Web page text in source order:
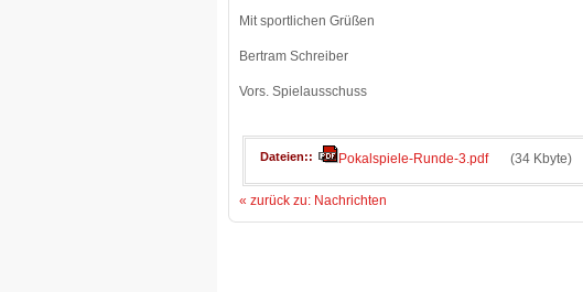
Mit sportlichen Grüßen
Bertram Schreiber
Vors. Spielausschuss
Dateien: Pokalspiele-Runde-3.pdf (34 Kbyte)
« zurück zu: Nachrichten